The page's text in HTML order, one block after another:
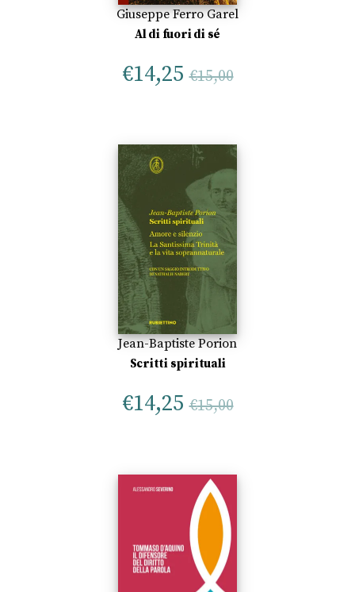
Giuseppe Ferro Garel
Al di fuori di sé
€14,25 €15,00
Jean-Baptiste Porion
Scritti spirituali
€14,25 €15,00